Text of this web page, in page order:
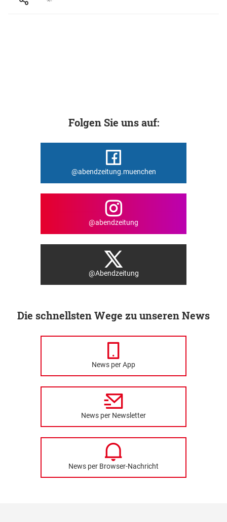
Folgen Sie uns auf:
@abendzeitung.muenchen
@abendzeitung
@Abendzeitung
Die schnellsten Wege zu unseren News
News per App
News per Newsletter
News per Browser-Nachricht